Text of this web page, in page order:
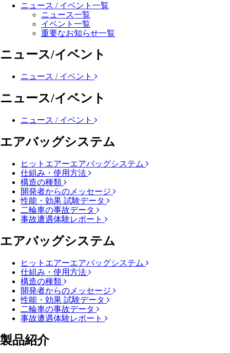
ニュース / イベント一覧
ニュース一覧
イベント一覧
重要なお知らせ一覧
ニュース/イベント
ニュース / イベント
ニュース/イベント
ニュース / イベント
エアバッグシステム
ヒットエアーエアバッグシステム
仕組み・使用方法
構造の種類
開発者からのメッセージ
性能・効果 試験データ
二輪車の事故データ
事故遭遇体験レポート
エアバッグシステム
ヒットエアーエアバッグシステム
仕組み・使用方法
構造の種類
開発者からのメッセージ
性能・効果 試験データ
二輪車の事故データ
事故遭遇体験レポート
製品紹介